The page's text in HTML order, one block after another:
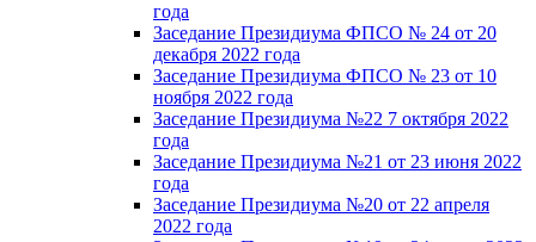
года
Заседание Президиума ФПСО № 24 от 20
декабря 2022 года
Заседание Президиума ФПСО № 23 от 10
ноября 2022 года
Заседание Президиума №22 7 октября 2022
года
Заседание Президиума №21 от 23 июня 2022
года
Заседание Президиума №20 от 22 апреля
2022 года